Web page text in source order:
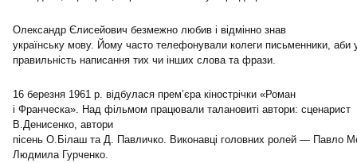
Олександр Єлисейович безмежно любив і відмінно знав
українську мову. Йому часто телефонували колеги письменники, аби
правильність написання тих чи інших слова та фрази.
16 березня 1961 р. відбулася прем’єра кінострічки «Роман
і Франческа». Над фільмом працювали талановиті автори:
В.Денисенко, автори
пісень О.Білаш та Д. Павличко. Виконавці головних ролей — Павло
Людмила Гурченко.